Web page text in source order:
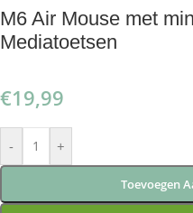
M6 Air Mouse met
Mediatoetsen
€19,99
- +
Toevoegen